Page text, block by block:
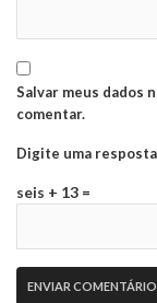
Salvar meus dados
comentar.
Digite uma
seis + 13 =